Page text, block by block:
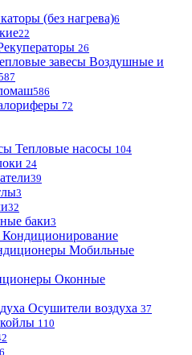
(без нагрева)6
22
26
Воздушные и
586
72
Тепловые насосы 104
24
39
3
32
баки3
Кондиционирование
Мобильные
Оконные
Осушители воздуха 37
110